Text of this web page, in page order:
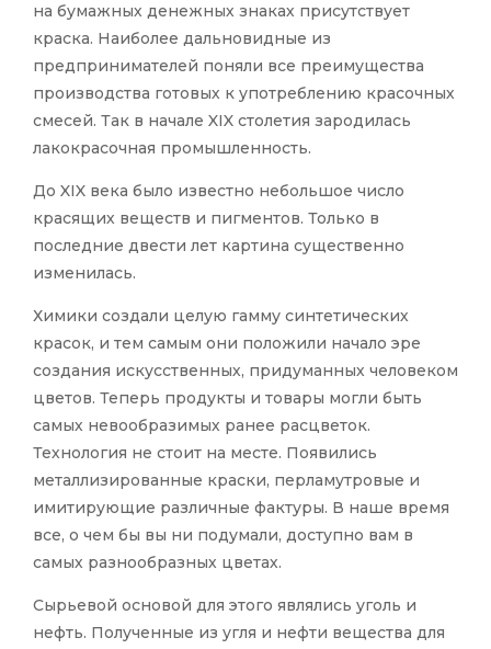
на бумажных денежных знаках присутствует
краска. Наиболее дальновидные из
предпринимателей поняли все преимущества
производства готовых к употреблению красочных
смесей. Так в начале XIX столетия зародилась
лакокрасочная промышленность.
До XIX века было известно небольшое число
красящих веществ и пигментов. Только в
последние двести лет картина существенно
изменилась.
Химики создали целую гамму синтетических
красок, и тем самым они положили начало эре
создания искусственных, придуманных человеком
цветов. Теперь продукты и товары могли быть
самых невообразимых ранее расцветок.
Технология не стоит на месте. Появились
металлизированные краски, перламутровые и
имитирующие различные фактуры. В наше время
все, о чем бы вы ни подумали, доступно вам в
самых разнообразных цветах.
Сырьевой основой для этого являлись уголь и
нефть. Полученные из угля и нефти вещества для